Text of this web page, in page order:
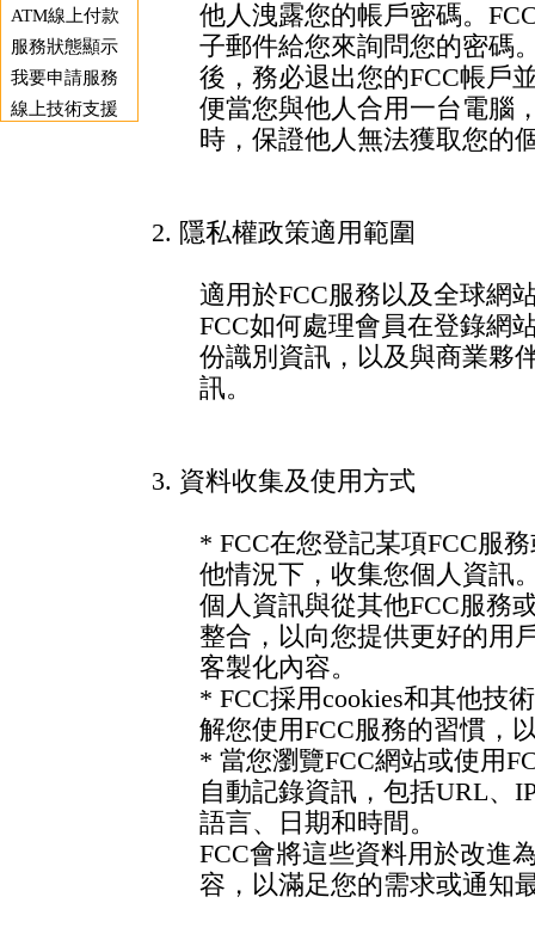
ATM線上付款
服務狀態顯示
我要申請服務
線上技術支援
他人洩露您的帳戶密碼。
子郵件給您來詢問您的密碼
後，務必退出您的FCC帳戶
便當您與他人合用一台電腦
時，保證他人無法獲取您的
2. 隱私權政策適用範圍
適用於FCC服務以及全球網
FCC如何處理會員在登錄網
份識別資訊，以及與商業夥
訊。
3. 資料收集及使用方式
* FCC在您登記某項FCC服
他情況下，收集您個人資訊
個人資訊與從其他FCC服務
整合，以向您提供更好的用
客製化內容。
* FCC採用cookies和其他技
解您使用FCC服務的習慣
* 當您瀏覽FCC網站或使用
自動記錄資訊，包括URL、
語言、日期和時間。
FCC會將這些資料用於改進
容，以滿足您的需求或通知